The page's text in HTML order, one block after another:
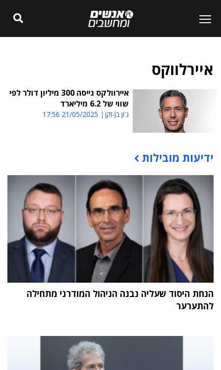
איירלווקס
איירוולקס גייסה 300 מיליון דולר לפי
שווי של 6.2 מיליארד
ג'ון בן-זקן 21/05/2025 17:56
תוכן פרסומי
ידיעות מובילות
הנחת היסוד שעליה נבנה הניהול המודרני מתחילה
להתערער